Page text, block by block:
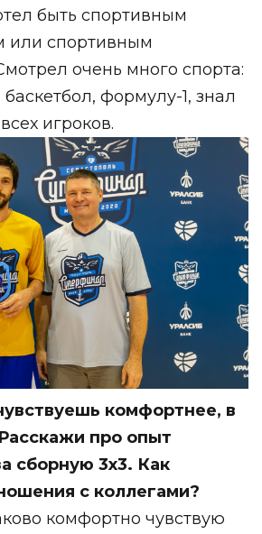
быть спортивным
или спортивным
очень много спорта:
формулу-1, знал
игроков.
комфортнее, в
про опыт
сборную 3х3. Как
с коллегами?⁣⁣⠀
комфортно чувствую